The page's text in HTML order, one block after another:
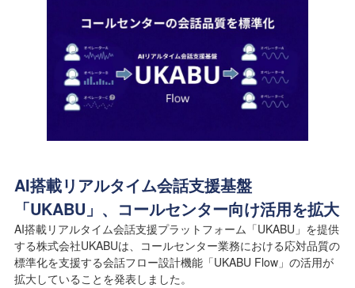
AI搭載リアルタイム会話支援基盤
「UKABU」、コールセンター向け活用を拡大
AI搭載リアルタイム会話支援プラットフォーム「UKABU」を提供
する株式会社UKABUは、コールセンター業務における応対品質の
標準化を支援する会話フロー設計機能「UKABU Flow」の活用が
拡大していることを発表しました。